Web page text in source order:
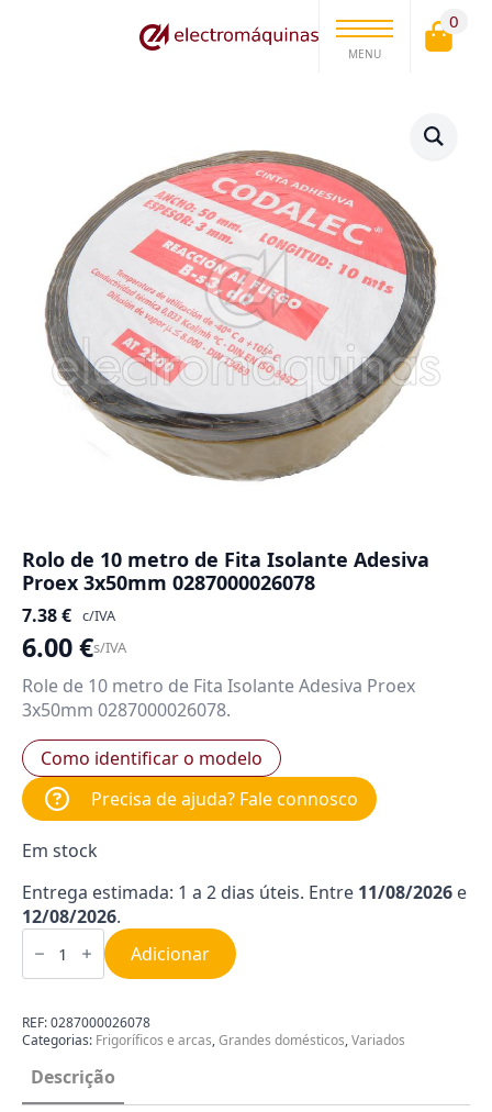
MENU
0
Rolo de 10 metro de Fita Isolante Adesiva
Proex 3x50mm 0287000026078
7.38€ c/IVA
6.00€s/IVA
Role de 10 metro de Fita Isolante Adesiva Proex
3x50mm 0287000026078.
Como identificar o modelo
Precisa de ajuda? Fale connosco
Em stock
Entrega estimada: 1 a 2 dias úteis. Entre 11/08/2026 e
12/08/2026.
Quantidade
de
de
metro
de
Fita
Isolante
Adesiva
Proex
Adicionar
REF:0287000026078
Categorias: Frigoríficos e arcas,Grandes domésticos,Variados
Descrição